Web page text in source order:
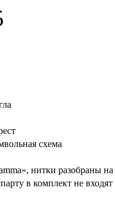
схема
нитки разобраны на
в комплект не входят